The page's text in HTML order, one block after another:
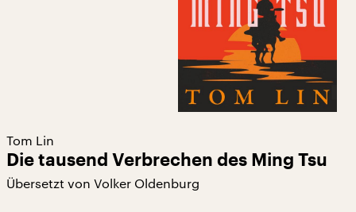
Tom Lin
Die tausend Verbrechen des Ming Tsu
Übersetzt von Volker Oldenburg